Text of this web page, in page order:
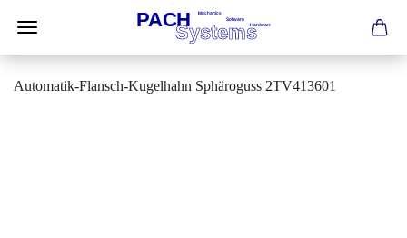
Automatik-Flansch-Kugelhahn Sphäroguss 2TV413601